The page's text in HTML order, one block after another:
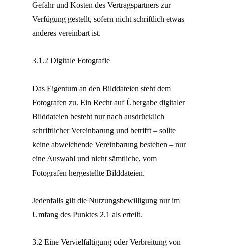
Gefahr und Kosten des Vertragspartners zur
Verfügung gestellt, sofern nicht schriftlich etwas
anderes vereinbart ist.
3.1.2 Digitale Fotografie
Das Eigentum an den Bilddateien steht dem
Fotografen zu. Ein Recht auf Übergabe digitaler
Bilddateien besteht nur nach ausdrücklich
schriftlicher Vereinbarung und betrifft – sollte
keine abweichende Vereinbarung bestehen – nur
eine Auswahl und nicht sämtliche, vom
Fotografen hergestellte Bilddateien.
Jedenfalls gilt die Nutzungsbewilligung nur im
Umfang des Punktes 2.1 als erteilt.
3.2 Eine Vervielfältigung oder Verbreitung von